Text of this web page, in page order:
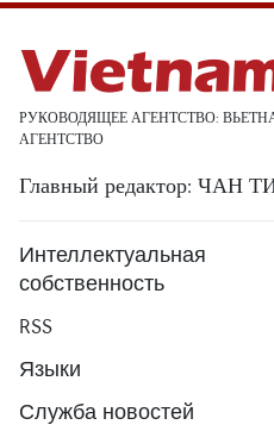
РУКОВОДЯЩЕЕ АГЕНТСТВО:
АГЕНТСТВО
Главный редактор: ЧАН
Интеллектуальная
собственность
RSS
Языки
Служба новостей